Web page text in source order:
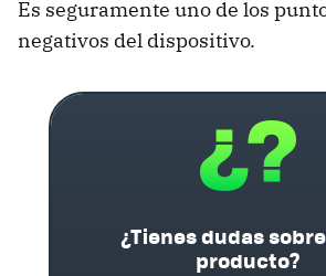
Es seguramente uno de los
negativos del dispositivo.
¿Tienes dudas
producto?